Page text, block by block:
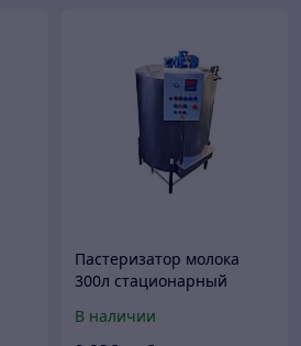
Пастеризатор молока
300л стационарный
В наличии